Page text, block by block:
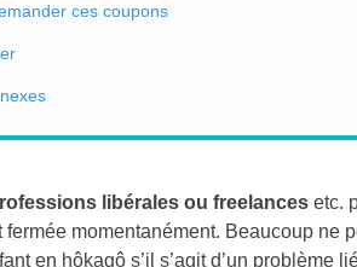
ces coupons
libérales ou freelances etc.
fermée momentanément. Beaucoup ne
en hôkagô s’il s’agit d’un